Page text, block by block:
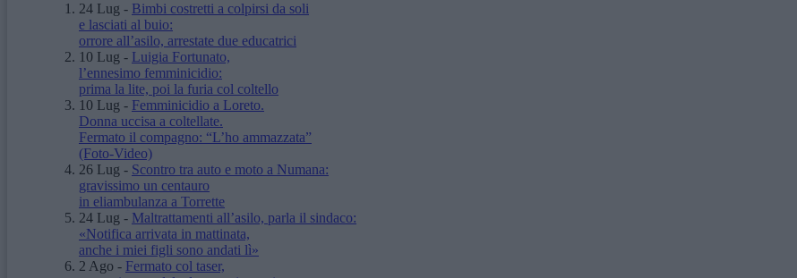
24 Lug - Bimbi costretti a colpirsi da soli
e lasciati al buio:
orrore all’asilo, arrestate due educatrici
10 Lug - Luigia Fortunato,
l’ennesimo femminicidio:
prima la lite, poi la furia col coltello
10 Lug - Femminicidio a Loreto.
Donna uccisa a coltellate.
Fermato il compagno: “L’ho ammazzata”
(Foto-Video)
26 Lug - Scontro tra auto e moto a Numana:
gravissimo un centauro
in eliambulanza a Torrette
24 Lug - Maltrattamenti all’asilo, parla il sindaco:
«Notifica arrivata in mattinata,
anche i miei figli sono andati lì»
2 Ago - Fermato col taser,